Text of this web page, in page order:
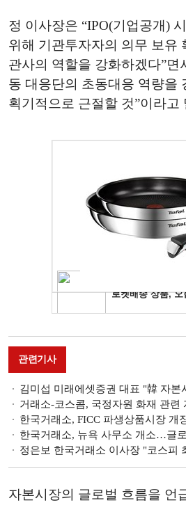
정 이사장은 “IPO(기업공개)
위해 기관투자자의 의무 보유
관사의 역할을 강화하겠다”면
동 대응단의 초동대응 역량을
획기적으로 근절할 것”이라고
관련기사
김미섭 미래에셋증권 대표 "韓 자본시장, 미래산업 육성·혁신
거래소-코스콤, 국정자원 화재 관련 자
한국거래소, FICC 파생상품시장 개
한국거래소, 뉴욕 사무소 개소…글
정은보 한국거래소 이사장 "코스피 최고치 경신, 자본시장 역
자본시장의 글로벌 흐름을 언